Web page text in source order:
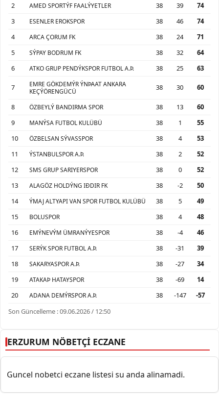
2
AMED SPORTÝF FAALÝYETLER 38 39
74
3
ESENLER EROKSPOR 38 46
74
4
ARCA ÇORUM FK 38 24
71
5
SÝPAY BODRUM FK 38 32
64
6
ATKO GRUP PENDÝKSPOR FUTBOL A.Þ. 38 25 63
7
EMRE GÖKDEMÝR ÝNÞAAT ANKARA
KEÇÝÖRENGÜCÜ
38 30 60
8 ÖZBEYLÝ BANDIRMA SPOR 38 13
60
9
MANÝSA FUTBOL KULÜBÜ 38 1
55
10
ÖZBELSAN SÝVASSPOR 38 4
53
11
ÝSTANBULSPOR A.Þ. 38 2
52
12
SMS GRUP SARIYERSPOR 38 0
52
13
ALAGÖZ HOLDÝNG IÐDIR FK 38 -2
50
14
ÝMAJ ALTYAPI VAN SPOR FUTBOL KULÜBÜ 38 5
49
15
BOLUSPOR 38 4
48
16
EMÝNEVÝM ÜMRANÝYESPOR 38 -4
46
17
SERÝK SPOR FUTBOL A.Þ. 38 -31
39
18
SAKARYASPOR A.Þ. 38 -27
34
19
ATAKAÞ HATAYSPOR 38 -69
14
20
ADANA DEMÝRSPOR A.Þ. 38 -147
-57
Son Güncelleme : 09.06.2026 / 12:50
ERZURUM NÖBETÇİ ECZANE
Guncel nobetci eczane listesi su anda alinamadi.